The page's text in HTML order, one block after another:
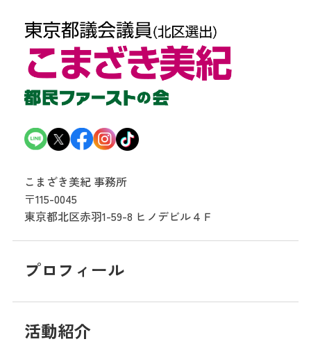
こまざき美紀 事務所
〒115-0045
東京都北区赤羽1-59-8 ヒノデビル４Ｆ
プロフィール
活動紹介